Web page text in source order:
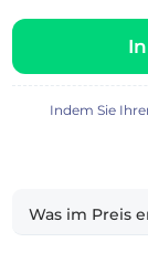
Indem Sie
Was im Preis